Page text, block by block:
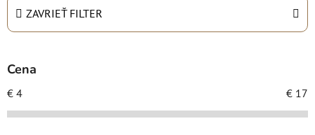
i
p
r
o
d
ZAVRIEŤ FILTER
Cena
€ 4 € 17